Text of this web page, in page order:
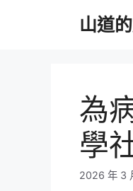
山道
為
學
2026 年 3